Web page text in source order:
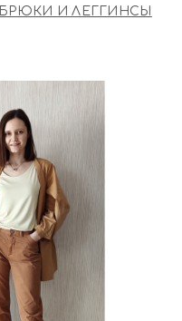
БРЮКИ И ЛЕГГИНСЫ